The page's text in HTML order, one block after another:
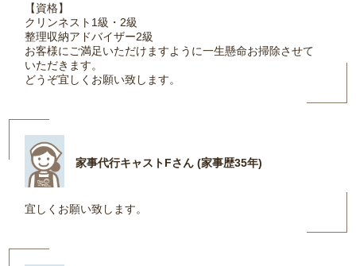
【資格】
クリンネスト1級・2級
整理収納アドバイザー2級
お客様にご満足いただけますように一生懸命お掃除させて
いただきます。
どうぞ宜しくお願い致します。
家事代行キャストFさん (家事歴35年)
宜しくお願い致します。